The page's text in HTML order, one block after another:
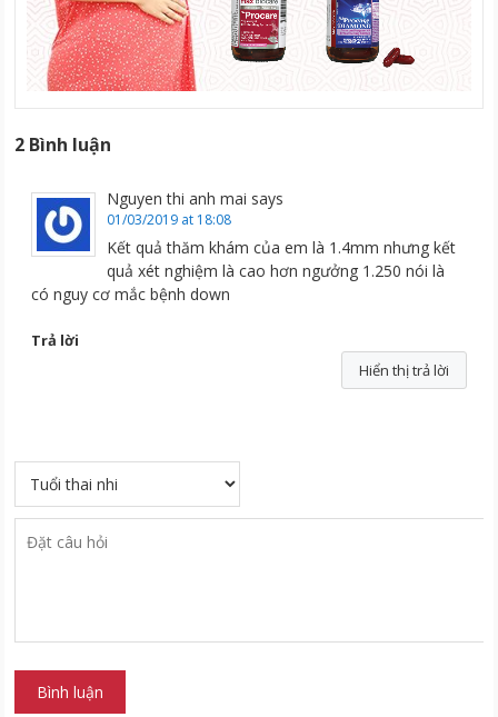
2 Bình luận
Nguyen thi anh mai says
01/03/2019 at 18:08
Kết quả thăm khám của em là 1.4mm nhưng kết
quả xét nghiệm là cao hơn ngưởng 1.250 nói là
có nguy cơ mắc bệnh down
Trả lời
Hiển thị trả lời